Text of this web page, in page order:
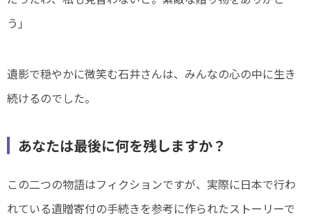
う」
遺影で穏やかに微笑む石井さんは、みんなの心の中に生き
続けるのでした。
あなたは最後に何を残しますか？
この二つの物語はフィクションですが、実際に日本で行わ
れている遺贈寄付の手続きを参考に作られたストーリーで